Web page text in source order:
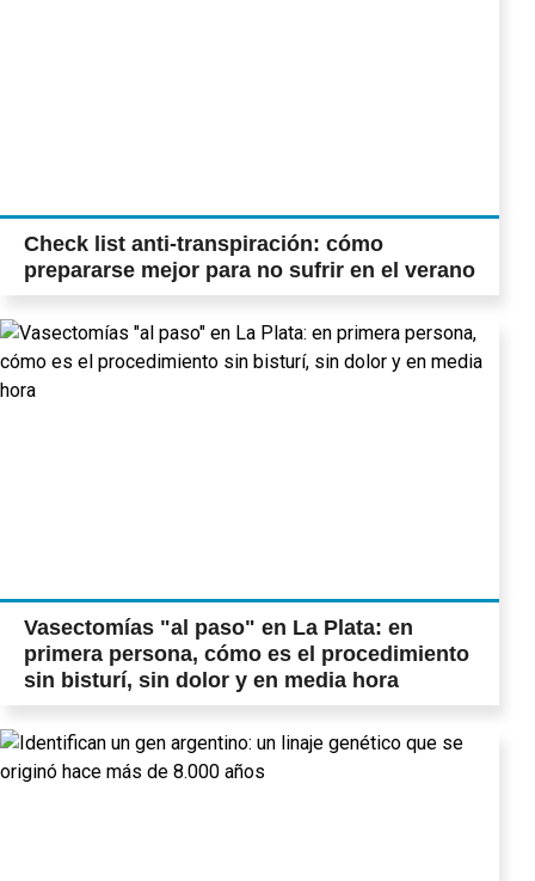
Check list anti-transpiración: cómo
prepararse mejor para no sufrir en el verano
Vasectomías "al paso" en La Plata: en
primera persona, cómo es el procedimiento
sin bisturí, sin dolor y en media hora